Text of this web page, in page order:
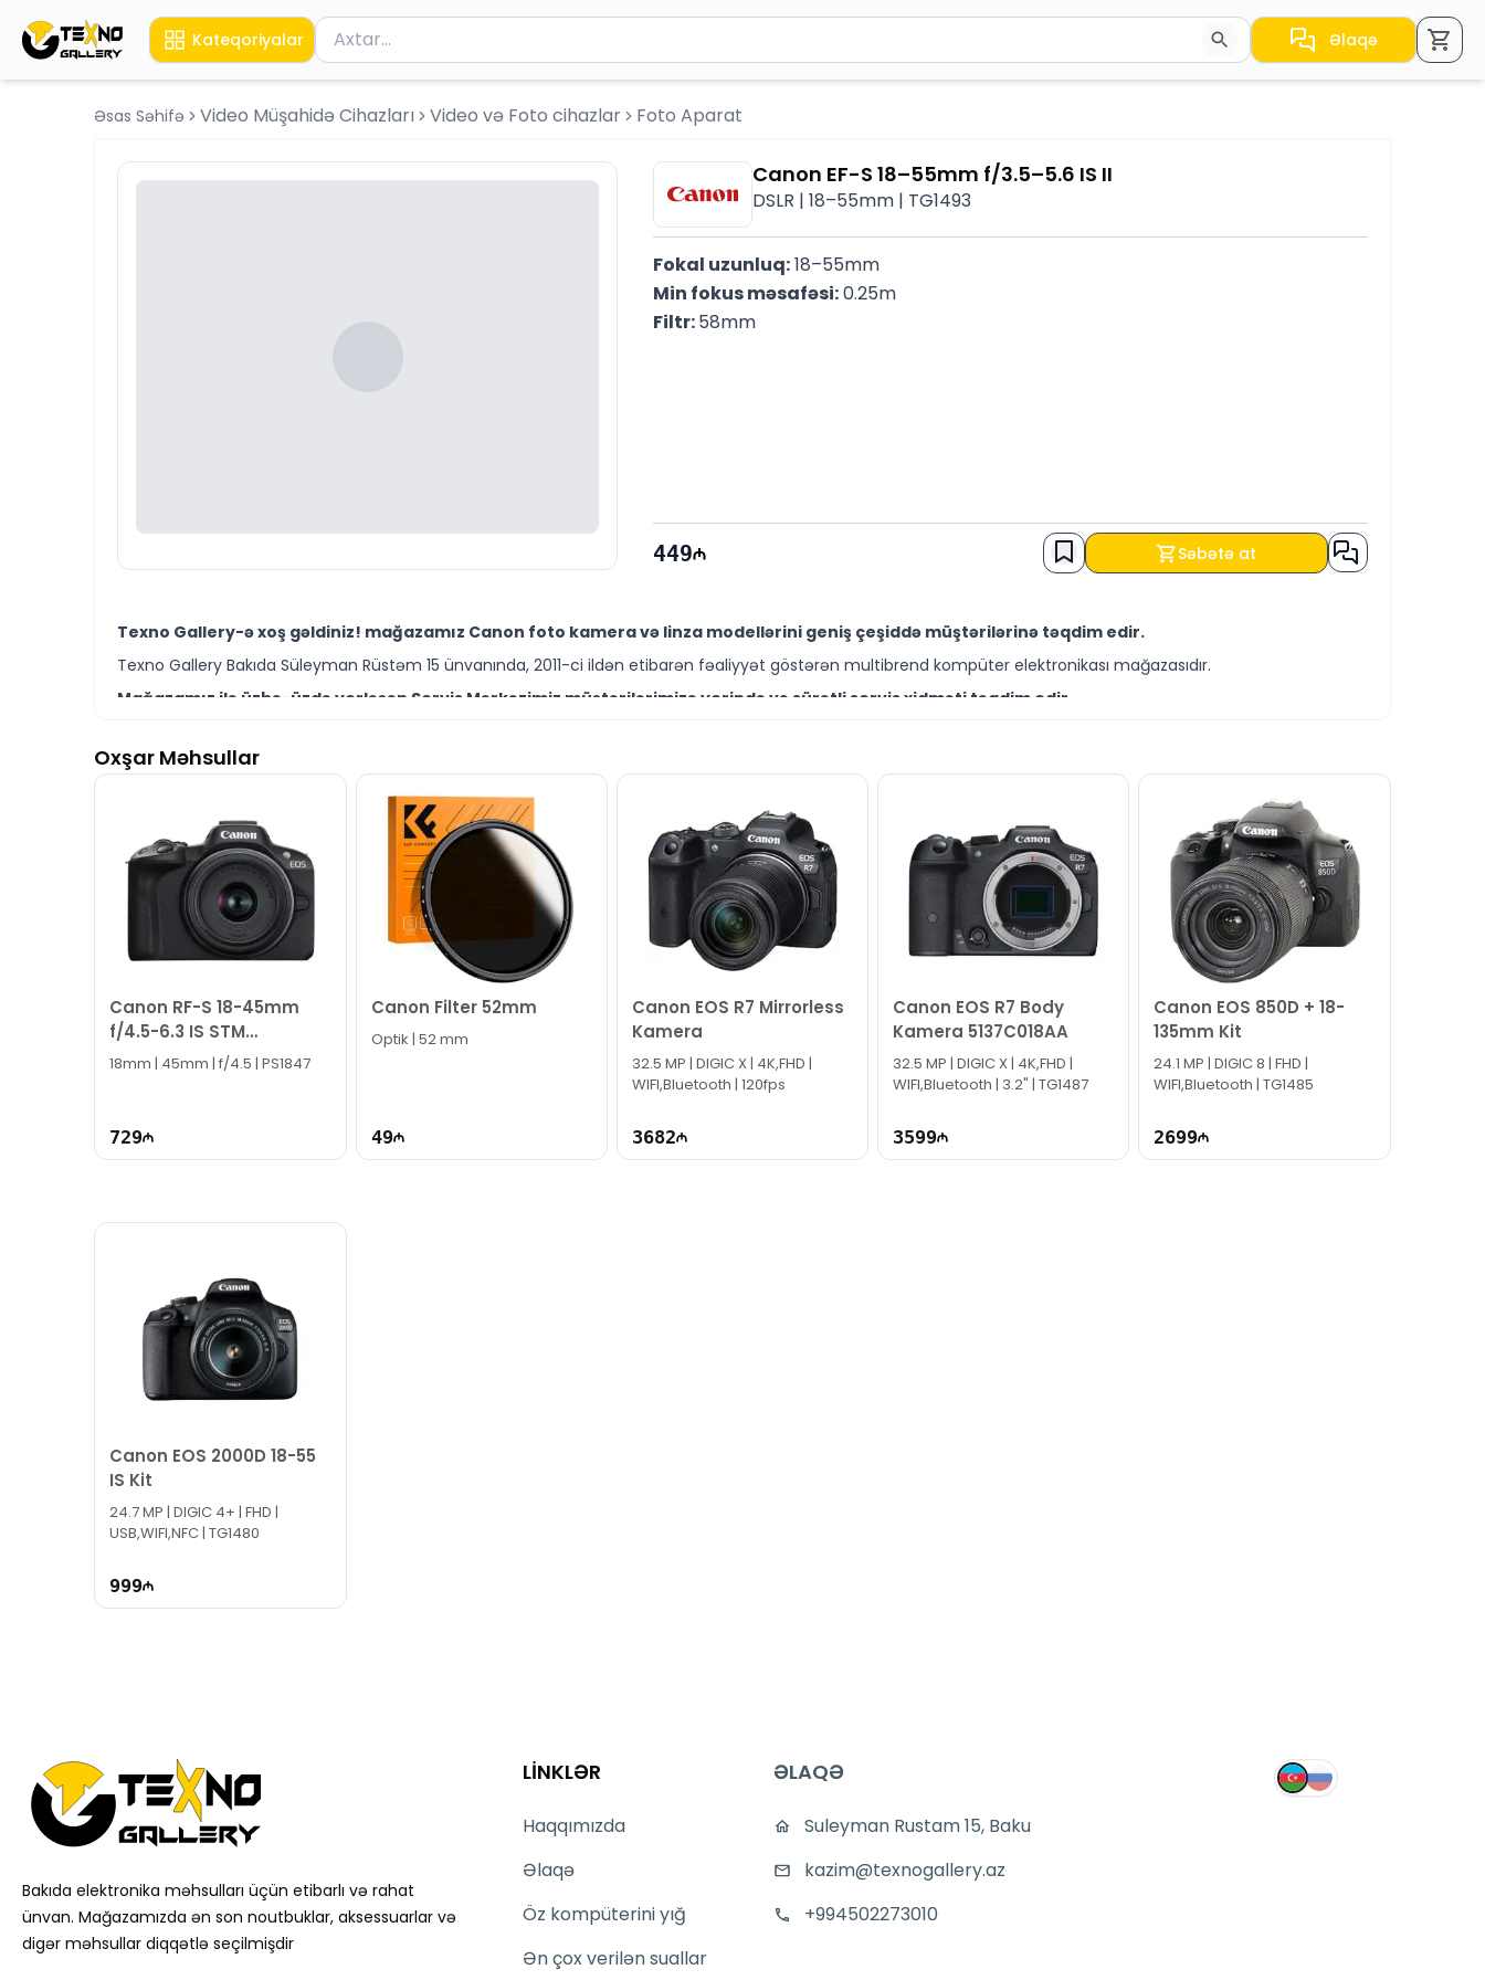
Kateqoriyalar Məhsul axtar
Axtarış üçün ən azı 2 simvol yazın. Göndərmək üçün Enter düyməsini basın və ya nəticələr arasında keçid etmək üçün ox
Əlaqə
Əsas Səhifə Video Müşahidə Cihazları Video və Foto cihazlar Foto Aparat
Canon EF-S 18–55mm f/3.5–5.6 IS II
DSLR | 18–55mm | TG1493
Fokal uzunluq: 18–55mm
Min fokus məsafəsi: 0.25m
Filtr: 58mm
449 Səbətə at
Texno Gallery-ə xoş gəldiniz! mağazamız Canon foto kamera və linza modellərini geniş çeşiddə müştərilərinə təqdim edir.
Texno Gallery Bakıda Süleyman Rüstəm 15 ünvanında, 2011-ci ildən etibarən fəaliyyət göstərən multibrend kompüter elektronikası mağazasıdır.
Mağazamız ilə üzbə-üzdə yerləşən Servis Mərkəzimiz müştərilərimizə yerində və sürətli servis xidməti təqdim edir.
Canon EF-S 18–55mm f/3.5–5.6 IS II modelini Bakıda sərfəli qiymətə NƏĞD, KÖÇÜRMƏ həmçinin KREDİT şərtləri ilə əldə edə bilərsiniz.
Ünvanımız 28 Mall TM-dən 150 metr məsafədə yerləşir.
İstər Canon foto kamera və linza modelləri istərsə də digər brend məhsullarla bağlı suallarınızı saytımız vasitəsilə bizə yaza bilərsiniz.
Seçim etməkdə məsləhətə ehtiyacınız varsa təcrübəli mütəxəssislərimiz hər gün 10:00-19:00 saatlarında aktivdir.
Canon EF-S 18–55mm f/3.5–5.6 IS II modeli ilə bağlı bütün suallarınızı saytımızın canlı dəstək xəttində cavablandırmağa hər daim hazırıq.
İş saatlarından kənar vaxtlarda əlaqə qurmaq üçün email ilə qeydiyyat edə və ya WhatsApp nömrəmizə mesaj göndərə bilərsiniz.
Bizə maraq göstərdiyiniz üçün təşəkkür edirik!
Oxşar Məhsullar
Canon RF-S 18-45mm
f/4.5-6.3 IS STM
4858C005
18mm | 45mm | f/4.5 | PS1847
729
Canon Filter 52mm
Optik | 52 mm
49
Canon EOS R7 Mirrorless
Kamera
32.5 MP | DIGIC X | 4K,FHD |
WIFI,Bluetooth | 120fps
3682
Canon EOS R7 Body
Kamera 5137C018AA
32.5 MP | DIGIC X | 4K,FHD |
WIFI,Bluetooth | 3.2" | TG1487
3599
Canon EOS 850D + 18-
135mm Kit
24.1 MP | DIGIC 8 | FHD |
WIFI,Bluetooth | TG1485
2699
Canon EOS 2000D 18-55
IS Kit
24.7 MP | DIGIC 4+ | FHD |
USB,WIFI,NFC | TG1480
999
Bakıda elektronika məhsulları üçün etibarlı və rahat
ünvan. Mağazamızda ən son noutbuklar, aksessuarlar və
digər məhsullar diqqətlə seçilmişdir
LİNKLƏR
Haqqımızda
Əlaqə
Öz kompüterini yığ
Ən çox verilən suallar
ƏLAQƏ
Suleyman Rustam 15, Baku
kazim@texnogallery.az
+994502273010